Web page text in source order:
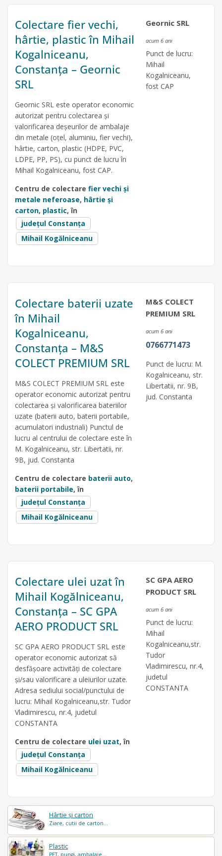
Hârtie și carton
Ziare, cutii de carton...
Plastic
PET, pungi, ambalaje...
Colectare fier vechi,
hârtie, plastic în Mihail
Kogalniceanu,
Constanța – Geornic
SRL
Geornic SRL este operator economic
autorizat pentru colectarea și
valorificarea deșeurilor de ambalaje
din metale (oțel, aluminiu, fier vechi),
hârtie, carton, plastic (HDPE, PVC,
LDPE, PP, PS), cu punct de lucru în
Mihail Kogalniceanu, fost CAP.
Centru de colectare fier vechi și
metale neferoase, hârtie și
carton, plastic, în
județul Constanța
Mihail Kogălniceanu
Geornic SRL
acum 6 ani
Punct de lucru:
Mihail
Kogalniceanu,
fost CAP
Colectare baterii uzate
în Mihail
Kogalniceanu,
Constanța – M&S
COLECT PREMIUM SRL
M&S COLECT PREMIUM SRL este
operator economic autorizat pentru
colectarea și valorificarea bateriilor
uzate (baterii auto, baterii portabile,
acumulatori industriali) Punctul de
lucru al centrului de colectare este în
M. Kogalniceanu, str. Libertatii, nr.
9B, jud. Constanta
Centru de colectare baterii auto,
baterii portabile, în
județul Constanța
Mihail Kogălniceanu
M&S COLECT
PREMIUM SRL
acum 6 ani
0766771473
Punct de lucru: M.
Kogalniceanu, str.
Libertatii, nr. 9B,
jud. Constanta
Colectare ulei uzat în
Mihail Kogălniceanu,
Constanța – SC GPA
AERO PRODUCT SRL
SC GPA AERO PRODUCT SRL este
operator economic autorizat să
desfăşoare activităţi de colectare
şi/sau valorificare a uleiurilor uzate.
Adresa sediului social/punctului de
lucru: Mihail Kogalniceanu,str. Tudor
Vladimirescu, nr.4, judetul
CONSTANTA
Centru de colectare ulei uzat, în
județul Constanța
Mihail Kogălniceanu
SC GPA AERO
PRODUCT SRL
acum 6 ani
Punct de lucru:
Mihail
Kogalniceanu,str.
Tudor
Vladimirescu, nr.4,
judetul
CONSTANTA